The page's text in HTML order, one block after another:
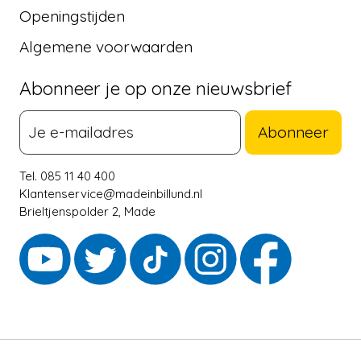
Openingstijden
Algemene voorwaarden
Abonneer je op onze nieuwsbrief
Abonneer
Tel. 085 11 40 400
Klantenservice@madeinbillund.nl
Brieltjenspolder 2, Made